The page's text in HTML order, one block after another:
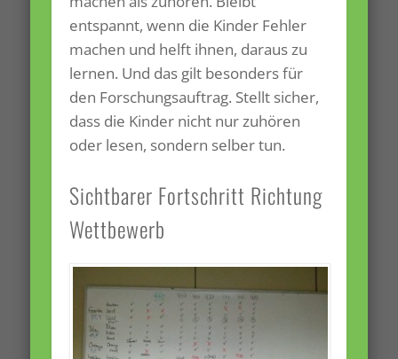
entspannt, wenn die Kinder Fehler
machen und helft ihnen, daraus zu
lernen. Und das gilt besonders für
den Forschungsauftrag. Stellt sicher,
dass die Kinder nicht nur zuhören
oder lesen, sondern selber tun.
Sichtbarer Fortschritt Richtung
Wettbewerb